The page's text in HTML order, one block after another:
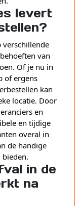
levert
verschillende
van
Of je nu in
of ergens
kan
locatie. Door
en
en tijdige
overal in
de handige
bieden.
in de
na